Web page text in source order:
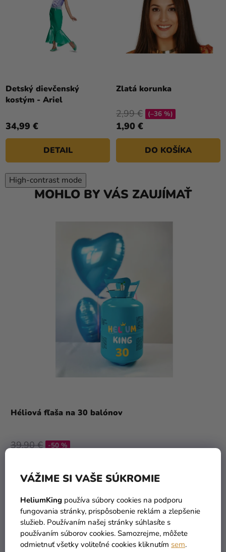
VÁŽIME SI VAŠE SÚKROMIE
HeliumKing používa súbory cookies na podporu
fungovania stránky, prispôsobenie reklám a zlepšenie
služieb. Používaním našej stránky súhlasíte s
používaním súborov cookies. Samozrejme, môžete
odmietnuť všetky voliteľné cookies kliknutím sem.
Detský dievčenský
kostým - Ariel
34,99 €
DETAIL
Zlatá korunka
1,90 €
2,99 € (–36 %)
DO KOŠÍKA
High-contrast mode
MOHLO BY VÁS ZAUJÍMAŤ
Héliová fľaša na 30 balónov
39,90 €
-50 %
DO KOŠÍKA
TIP